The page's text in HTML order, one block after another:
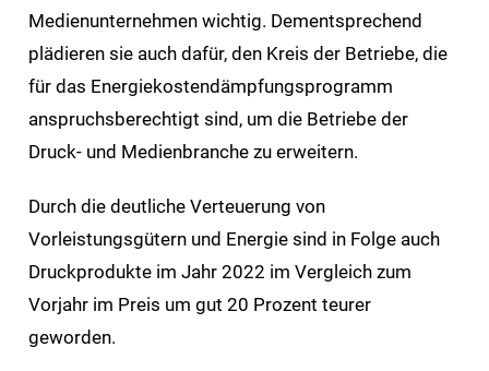
Medienunternehmen wichtig. Dementsprechend
plädieren sie auch dafür, den Kreis der Betriebe, die
für das Energiekostendämpfungsprogramm
anspruchsberechtigt sind, um die Betriebe der
Druck- und Medienbranche zu erweitern.
Durch die deutliche Verteuerung von
Vorleistungsgütern und Energie sind in Folge auch
Druckprodukte im Jahr 2022 im Vergleich zum
Vorjahr im Preis um gut 20 Prozent teurer
geworden.